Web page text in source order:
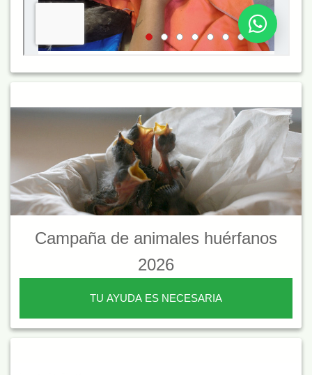
Campaña de animales huérfanos
2026
TU AYUDA ES NECESARIA